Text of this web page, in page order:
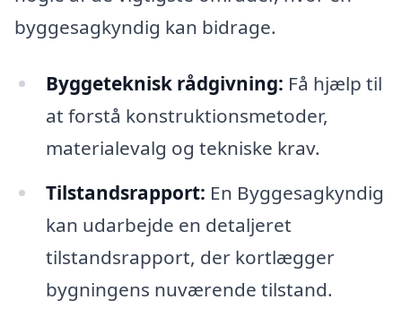
byggesagkyndig kan bidrage.
Byggeteknisk rådgivning: Få hjælp til
at forstå konstruktionsmetoder,
materialevalg og tekniske krav.
Tilstandsrapport: En Byggesagkyndig
kan udarbejde en detaljeret
tilstandsrapport, der kortlægger
bygningens nuværende tilstand.